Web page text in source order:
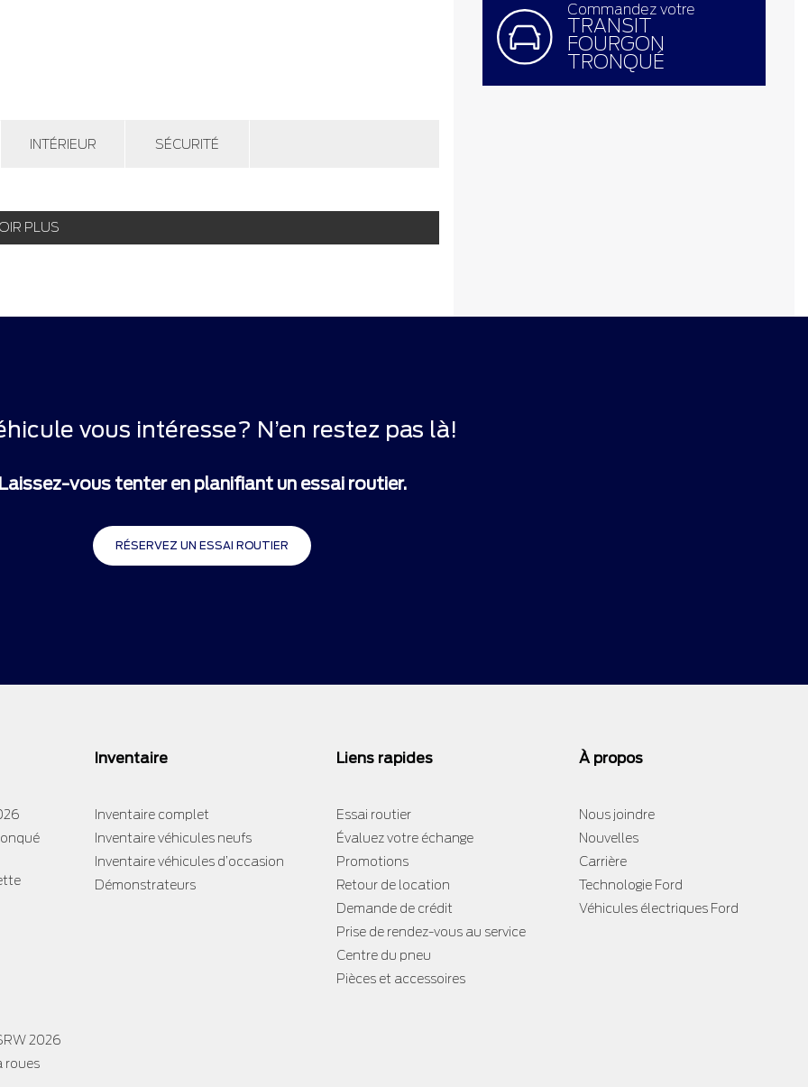
INTÉRIEUR SÉCURITÉ
PLUS
Commandez votre
TRANSIT
FOURGON
TRONQUÉ
vous intéresse? N’en restez pas là!
vous tenter en planifiant un essai routier.
RÉSERVEZ UN ESSAI ROUTIER
2026
roues
Inventaire
Inventaire complet
Inventaire véhicules neufs
Inventaire véhicules d’occasion
Démonstrateurs
Liens rapides
Essai routier
Évaluez votre échange
Promotions
Retour de location
Demande de crédit
Prise de rendez-vous au service
Centre du pneu
Pièces et accessoires
À propos
Nous joindre
Nouvelles
Carrière
Technologie Ford
Véhicules électriques Ford